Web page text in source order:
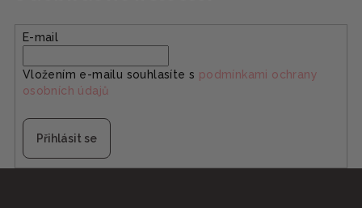
E-mail
Vložením e-mailu souhlasíte s podmínkami ochrany
osobních údajů
Přihlásit se